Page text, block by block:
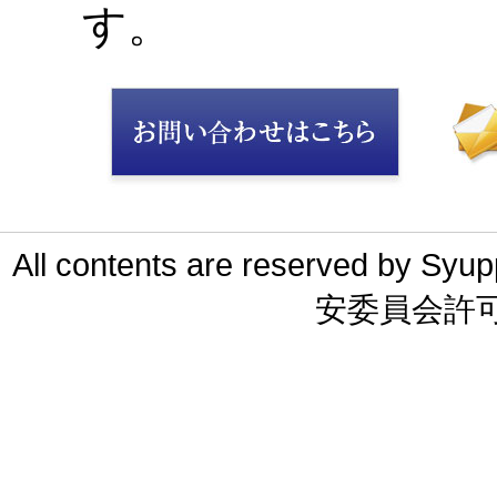
す。
All contents are reserved by
安委員会許